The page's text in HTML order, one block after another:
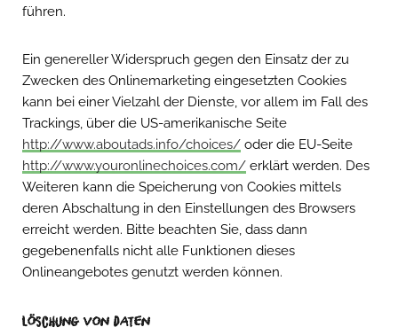
führen.
Ein genereller Widerspruch gegen den Einsatz der zu
Zwecken des Onlinemarketing eingesetzten Cookies
kann bei einer Vielzahl der Dienste, vor allem im Fall des
Trackings, über die US-amerikanische Seite
http://www.aboutads.info/choices/ oder die EU-Seite
http://www.youronlinechoices.com/ erklärt werden. Des
Weiteren kann die Speicherung von Cookies mittels
deren Abschaltung in den Einstellungen des Browsers
erreicht werden. Bitte beachten Sie, dass dann
gegebenenfalls nicht alle Funktionen dieses
Onlineangebotes genutzt werden können.
Löschung von Daten